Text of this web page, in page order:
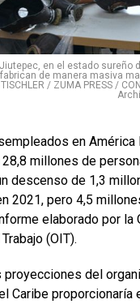
en el estado sureño
de manera masiva
/ ZUMA PRESS /
en América
millones de
descenso de 1,3
2021, pero 4,5
elaborado por la
(OIT).
proyecciones del
Caribe proporcionaría